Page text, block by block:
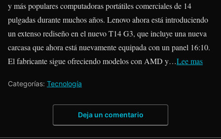
y más populares computadoras portátiles comerciales de 14
pulgadas durante muchos años. Lenovo ahora está introduciendo
un extenso rediseño en el nuevo T14 G3, que incluye una nueva
carcasa que ahora está nuevamente equipada con un panel 16:10.
El fabricante sigue ofreciendo modelos con AMD y…Lee mas
Categorías: Tecnología
Deja un comentario